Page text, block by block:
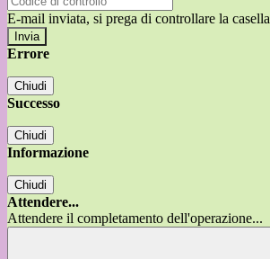
E-mail inviata, si prega di controllare la
Errore
Chiudi
Successo
Chiudi
Informazione
Chiudi
Attendere...
Attendere il completamento dell'operazione...